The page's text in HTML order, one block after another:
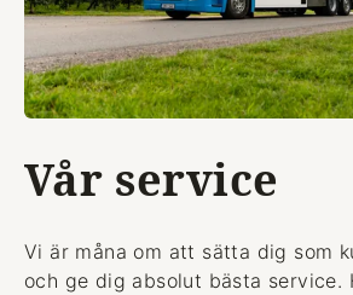
Vår service
Vi är måna om att sätta dig som
och ge dig absolut bästa service.